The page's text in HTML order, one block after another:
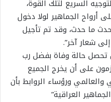
السريع لتلك القوة،
أرواح الجماهير لولا دخول
ما حدث، وقد تم تأجيل
شعار آخر”.
تحصل حالة وفاة بفضل رب
على أن يخرج الجميع
والعالمي ورؤساء الروابط بأن
العراقية”